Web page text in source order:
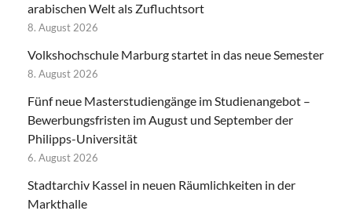
arabischen Welt als Zufluchtsort
8. August 2026
Volkshochschule Marburg startet in das neue Semester
8. August 2026
Fünf neue Masterstudiengänge im Studienangebot –
Bewerbungsfristen im August und September der
Philipps-Universität
6. August 2026
Stadtarchiv Kassel in neuen Räumlichkeiten in der
Markthalle